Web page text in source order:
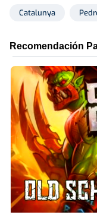
Catalunya